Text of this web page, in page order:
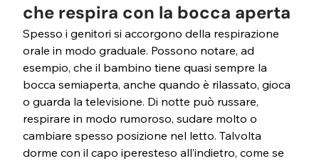
che respira con la bocca aperta
Spesso i genitori si accorgono della respirazione
orale in modo graduale. Possono notare, ad
esempio, che il bambino tiene quasi sempre la
bocca semiaperta, anche quando è rilassato, gioca
o guarda la televisione. Di notte può russare,
respirare in modo rumoroso, sudare molto o
cambiare spesso posizione nel letto. Talvolta
dorme con il capo iperesteso all’indietro, come se